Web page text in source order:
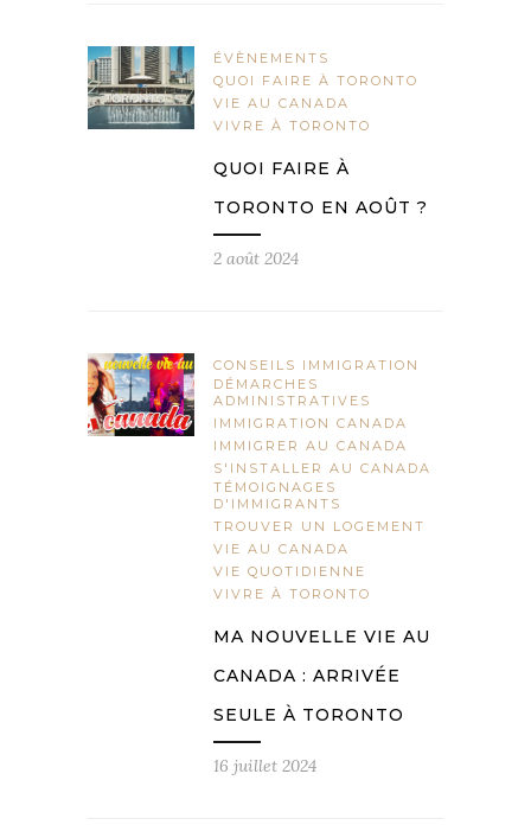
ÉVÈNEMENTS
QUOI FAIRE À TORONTO
VIE AU CANADA
VIVRE À TORONTO
QUOI FAIRE À
TORONTO EN AOÛT ?
2 août 2024
CONSEILS IMMIGRATION
DÉMARCHES
ADMINISTRATIVES
IMMIGRATION CANADA
IMMIGRER AU CANADA
S'INSTALLER AU CANADA
TÉMOIGNAGES
D'IMMIGRANTS
TROUVER UN LOGEMENT
VIE AU CANADA
VIE QUOTIDIENNE
VIVRE À TORONTO
MA NOUVELLE VIE AU
CANADA : ARRIVÉE
SEULE À TORONTO
16 juillet 2024